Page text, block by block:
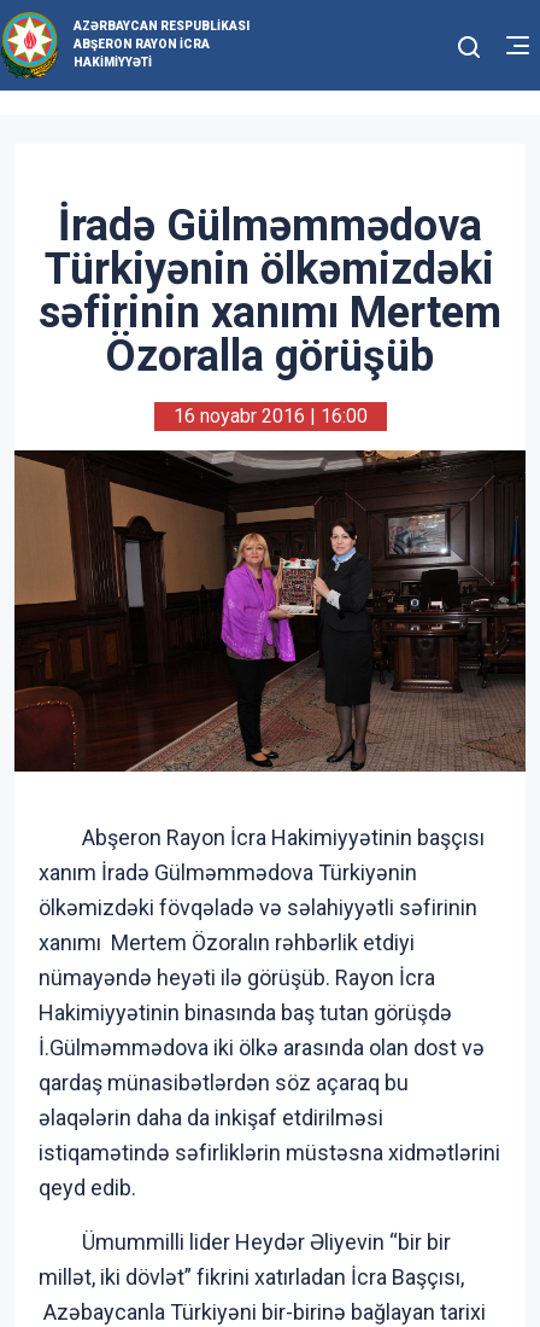
AZƏRBAYCAN RESPUBLIKASI
ABŞERON RAYON İCRA
HAKIMIYYƏTI
İradə Gülməmmədova
Türkiyənin ölkəmizdəki
səfirinin xanımı Mertem
Özoralla görüşüb
16 noyabr 2016 | 16:00
Abşeron Rayon İcra Hakimiyyətinin başçısı
xanım İradə Gülməmmədova Türkiyənin
ölkəmizdəki fövqəladə və səlahiyyətli səfirinin
xanımı Mertem Özoralın rəhbərlik etdiyi
nümayəndə heyəti ilə görüşüb. Rayon İcra
Hakimiyyətinin binasında baş tutan görüşdə
İ.Gülməmmədova iki ölkə arasında olan dost və
qardaş münasibətlərdən söz açaraq bu
əlaqələrin daha da inkişaf etdirilməsi
istiqamətində səfirliklərin müstəsna xidmətlərini
qeyd edib.
Ümummilli lider Heydər Əliyevin “bir bir
millət, iki dövlət” fikrini xatırladan İcra Başçısı,
Azəbaycanla Türkiyəni bir-birinə bağlayan tarixi